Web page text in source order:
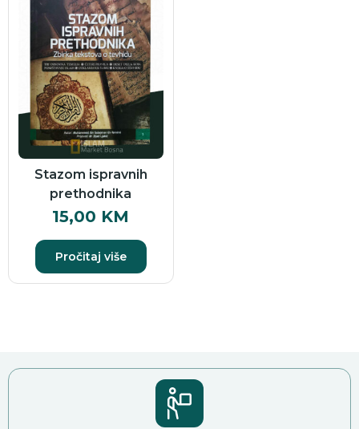
Stazom ispravnih
prethodnika
15,00 KM
Pročitaj više